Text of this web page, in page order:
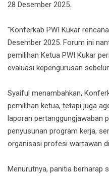
28 Desember 2025.
"Konferkab PWI Kukar
Desember 2025. Forum ini
pemilihan Ketua PWI Kukar
evaluasi kepengurusan
Syaiful menambahkan,
pemilihan ketua, tetapi juga
laporan pertanggungjawaban
penyusunan program kerja,
organisasi profesi wartawan
Menurutnya, panitia berharap